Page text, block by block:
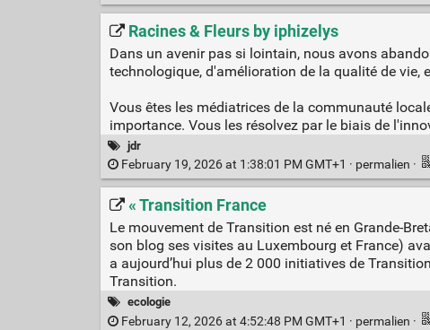
Racines & Fleurs by iphizelys
Dans un avenir pas si lointain, nous avons
technologique, d'amélioration de la qualité de vie,
Vous êtes les médiatrices de la communauté
importance. Vous les résolvez par le biais de
jdr
February 19, 2026 at 1:38:01 PM GMT+1 · permalien ·
« Transition France
Le mouvement de Transition est né en Grande-
son blog ses visites au Luxembourg et France)
a aujourd’hui plus de 2 000 initiatives de
Transition.
ecologie
February 12, 2026 at 4:52:48 PM GMT+1 · permalien ·